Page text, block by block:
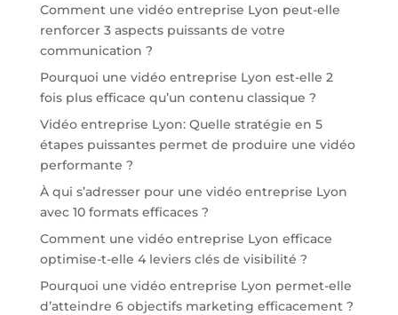
Comment une vidéo entreprise Lyon peut-elle
renforcer 3 aspects puissants de votre
communication ?
Pourquoi une vidéo entreprise Lyon est-elle 2
fois plus efficace qu’un contenu classique ?
Vidéo entreprise Lyon: Quelle stratégie en 5
étapes puissantes permet de produire une vidéo
performante ?
À qui s’adresser pour une vidéo entreprise Lyon
avec 10 formats efficaces ?
Comment une vidéo entreprise Lyon efficace
optimise-t-elle 4 leviers clés de visibilité ?
Pourquoi une vidéo entreprise Lyon permet-elle
d’atteindre 6 objectifs marketing efficacement ?